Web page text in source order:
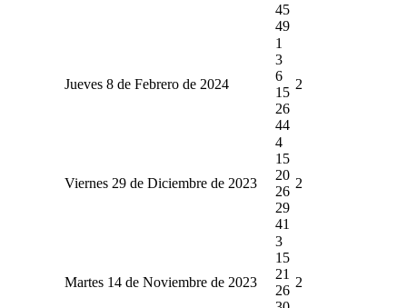
45
49
Jueves 8 de Febrero de 2024
1
3
6
15
26
44
2
Viernes 29 de Diciembre de 2023
4
15
20
26
29
41
2
Martes 14 de Noviembre de 2023
3
15
21
26
2